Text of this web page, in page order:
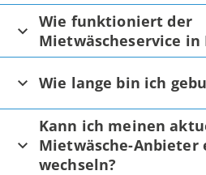
Wie funktioniert der
Mietwäscheservice in
Wie lange bin ich
Kann ich meinen
Mietwäsche-Anbieter
wechseln?